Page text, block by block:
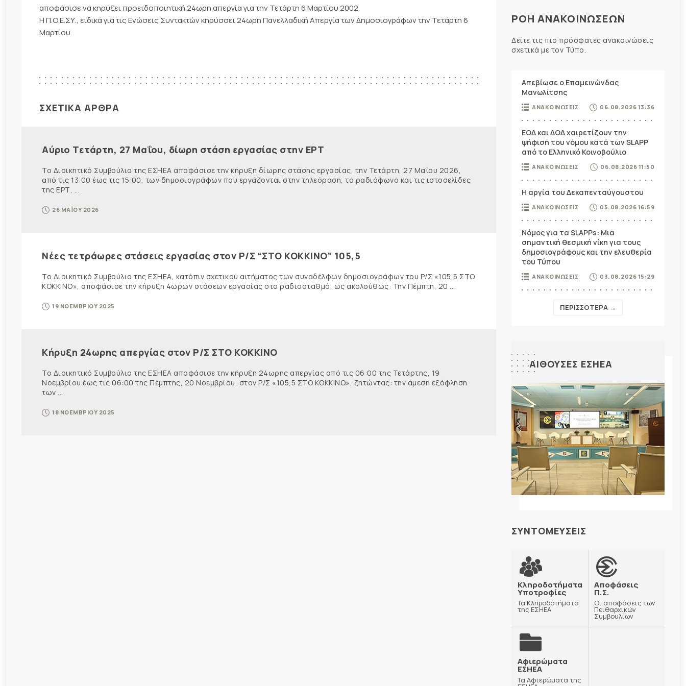
αποφάσισε να κηρύξει προειδοποιητική 24ωρη απεργία για την Τετάρτη 6 Μαρτίου 2002.
Η Π.Ο.Ε.ΣΥ., ειδικά για τις Ενώσεις Συντακτών κηρύσσει 24ωρη Πανελλαδική Απεργία των Δημοσιογράφων την Τετάρτη 6
Μαρτίου.
ΣΧΕΤΙΚΑ ΑΡΘΡΑ
Αύριο Τετάρτη, 27 Μαΐου, δίωρη στάση εργασίας στην ΕΡΤ
Το Διοικητικό Συμβούλιο της ΕΣΗΕΑ αποφάσισε την κήρυξη δίωρης στάσης εργασίας, την Τετάρτη, 27 Μαΐου 2026,
από τις 13:00 έως τις 15:00, των δημοσιογράφων που εργάζονται στην τηλεόραση, το ραδιόφωνο και τις ιστοσελίδες
της ΕΡΤ, ...
26 ΜΑΪΟΥ 2026
Νέες τετράωρες στάσεις εργασίας στον Ρ/Σ “ΣΤΟ ΚΟΚΚΙΝΟ” 105,5
Το Διοικητικό Συμβούλιο της ΕΣΗΕΑ, κατόπιν σχετικού αιτήματος των συναδέλφων δημοσιογράφων του Ρ/Σ «105,5 ΣΤΟ
ΚΟΚΚΙΝΟ», αποφάσισε την κήρυξη 4ωρων στάσεων εργασίας στο ραδιοσταθμό, ως ακολούθως: Την Πέμπτη, 20 ...
19 ΝΟΕΜΒΡΙΟΥ 2025
Κήρυξη 24ωρης απεργίας στον Ρ/Σ ΣΤΟ ΚΟΚΚΙΝΟ
Το Διοικητικό Συμβούλιο της ΕΣΗΕΑ αποφάσισε την κήρυξη 24ωρης απεργίας από τις 06:00 της Τετάρτης, 19
Νοεμβρίου έως τις 06:00 της Πέμπτης, 20 Νοεμβρίου, στον Ρ/Σ «105,5 ΣΤΟ ΚΟΚΚΙΝΟ», ζητώντας: την άμεση εξόφληση
των ...
18 ΝΟΕΜΒΡΙΟΥ 2025
ΡΟΗ ΑΝΑΚΟΙΝΩΣΕΩΝ
Δείτε τις πιο πρόσφατες ανακοινώσεις
σχετικά με τον Τύπο.
Απεβίωσε ο Επαμεινώνδας
Μανωλίτσης
ΑΝΑΚΟΙΝΩΣΕΙΣ 06.08.2026 13:36
ΕΟΔ και ΔΟΔ χαιρετίζουν την
ψήφιση του νόμου κατά των SLAPP
από το Ελληνικό Κοινοβούλιο
ΑΝΑΚΟΙΝΩΣΕΙΣ 06.08.2026 11:50
Η αργία του Δεκαπενταύγουστου
ΑΝΑΚΟΙΝΩΣΕΙΣ 05.08.2026 16:59
Νόμος για τα SLAPPs: Μια
σημαντική θεσμική νίκη για τους
δημοσιογράφους και την ελευθερία
του Τύπου
ΑΝΑΚΟΙΝΩΣΕΙΣ 03.08.2026 15:29
ΠΕΡΙΣΣΟΤΕΡΑ →
ΑΙΘΟΥΣΕΣ ΕΣΗΕΑ
ΣΥΝΤΟΜΕΥΣΕΙΣ
Κληροδοτήματα
Υποτροφίες
Τα Κληροδοτήματα
της ΕΣΗΕΑ
Αποφάσεις
Π.Σ.
Οι αποφάσεις των
Πειθαρχικών
Συμβουλίων
Αφιερώματα
ΕΣΗΕΑ
Τα Αφιερώματα της